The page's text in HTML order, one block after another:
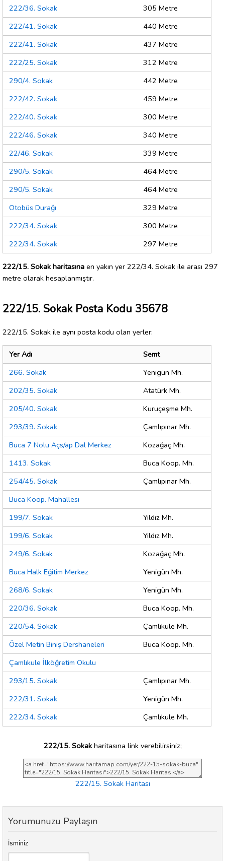
222/36. Sokak
305 Metre
222/41. Sokak
440 Metre
222/41. Sokak
437 Metre
222/25. Sokak
312 Metre
290/4. Sokak
442 Metre
222/42. Sokak
459 Metre
222/40. Sokak
300 Metre
222/46. Sokak
340 Metre
22/46. Sokak
339 Metre
290/5. Sokak
464 Metre
290/5. Sokak
464 Metre
Otobüs Durağı
329 Metre
222/34. Sokak
300 Metre
222/34. Sokak
297 Metre
222/15. Sokak haritasına en yakın yer 222/34. Sokak ile arası 297
metre olarak hesaplanmıştır.
222/15. Sokak Posta Kodu 35678
222/15. Sokak ile aynı posta kodu olan yerler:
Yer Adı
Semt
266. Sokak
Yenigün Mh.
202/35. Sokak
Atatürk Mh.
205/40. Sokak
Kuruçeşme Mh.
293/39. Sokak
Çamlıpınar Mh.
Buca 7 Nolu Açs/ap Dal Merkez
Kozağaç Mh.
1413. Sokak
Buca Koop. Mh.
254/45. Sokak
Çamlıpınar Mh.
Buca Koop. Mahallesi
199/7. Sokak
Yıldız Mh.
199/6. Sokak
Yıldız Mh.
249/6. Sokak
Kozağaç Mh.
Buca Halk Eğitim Merkez
Yenigün Mh.
268/6. Sokak
Yenigün Mh.
220/36. Sokak
Buca Koop. Mh.
220/54. Sokak
Çamlıkule Mh.
Özel Metin Biniş Dershaneleri
Buca Koop. Mh.
Çamlıkule İlköğretim Okulu
293/15. Sokak
Çamlıpınar Mh.
222/31. Sokak
Yenigün Mh.
222/34. Sokak
Çamlıkule Mh.
222/15. Sokakharitasına link verebilirsiniz;
222/15. Sokak Haritası
Yorumunuzu Paylaşın
İsminiz